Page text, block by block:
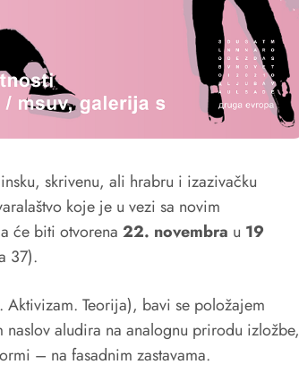
skrivenu, ali hrabru i izazivačku
koje je u vezi sa novim
će biti otvorena 22. novembra u 19
37).
Teorija), bavi se položajem
aludira na analognu prirodu izložbe,
– na fasadnim zastavama.